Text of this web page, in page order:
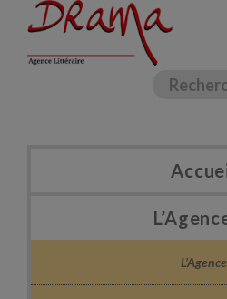
L’Agence